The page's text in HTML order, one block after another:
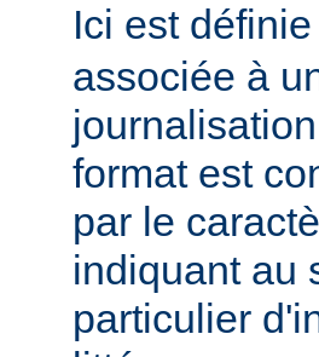
Ici est
associée à
format est
par le
indiquant au
particulier